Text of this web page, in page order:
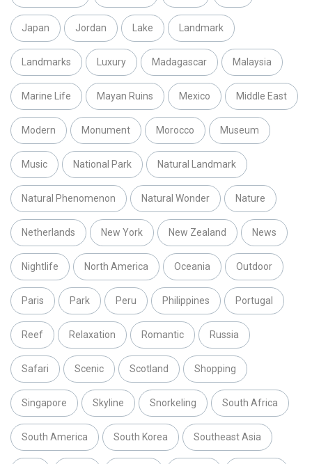
Japan Jordan Lake Landmark
Landmarks Luxury Madagascar Malaysia
Marine Life Mayan Ruins Mexico Middle East
Modern Monument Morocco Museum
Music National Park Natural Landmark
Natural Phenomenon Natural Wonder Nature
Netherlands New York New Zealand News
Nightlife North America Oceania Outdoor
Paris Park Peru Philippines Portugal
Reef Relaxation Romantic Russia
Safari Scenic Scotland Shopping
Singapore Skyline Snorkeling South Africa
South America South Korea Southeast Asia